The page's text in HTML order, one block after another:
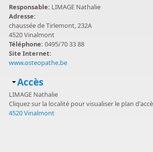
Responsable: LIMAGE Nathalie
Adresse:
chaussée de Tirlemont, 232A
4520 Vinalmont
Téléphone:0495/70 33 88
Site Internet:
www.osteopathe.be
Masquer
Accès
LIMAGE Nathalie
Cliquez sur la localité pour visualiser le plan
4520 Vinalmont